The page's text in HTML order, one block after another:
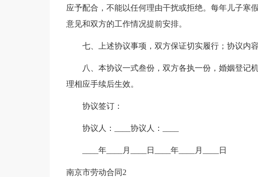
应予配合，不能以任何理由干扰或拒绝。每年儿子寒
意见和双方的工作情况提前安排。
七、上述协议事项，双方保证切实履行；协议内
八、本协议一式叁份，双方各执一份，婚姻登记
理相应手续后生效。
协议签订：
协议人：____协议人：____
____年____月____日____年____月____日
南京市劳动合同2